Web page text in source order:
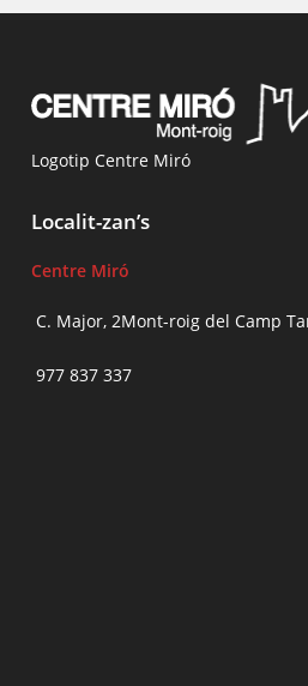
Logotip Centre Miró
Localit-zan’s
Centre Miró
C. Major, 2Mont-roig del Camp
977 837 337